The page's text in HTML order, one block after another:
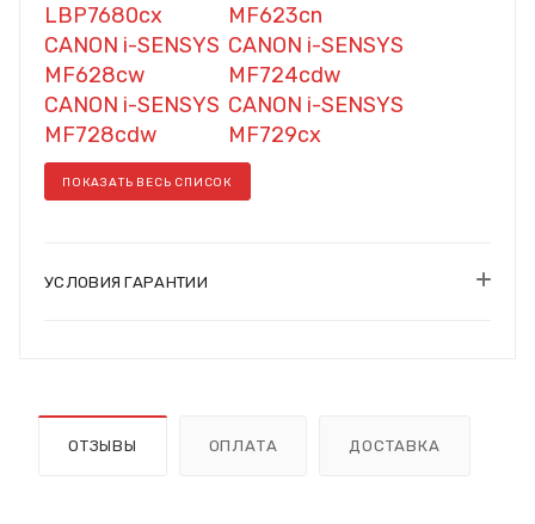
LBP7680cx
MF623cn
CANON i-SENSYS
MF628cw
CANON i-SENSYS
MF724cdw
CANON i-SENSYS
MF728cdw
CANON i-SENSYS
MF729cx
ПОКАЗАТЬ ВЕСЬ СПИСОК
УСЛОВИЯ ГАРАНТИИ
ОТЗЫВЫ ОПЛАТА ДОСТАВКА